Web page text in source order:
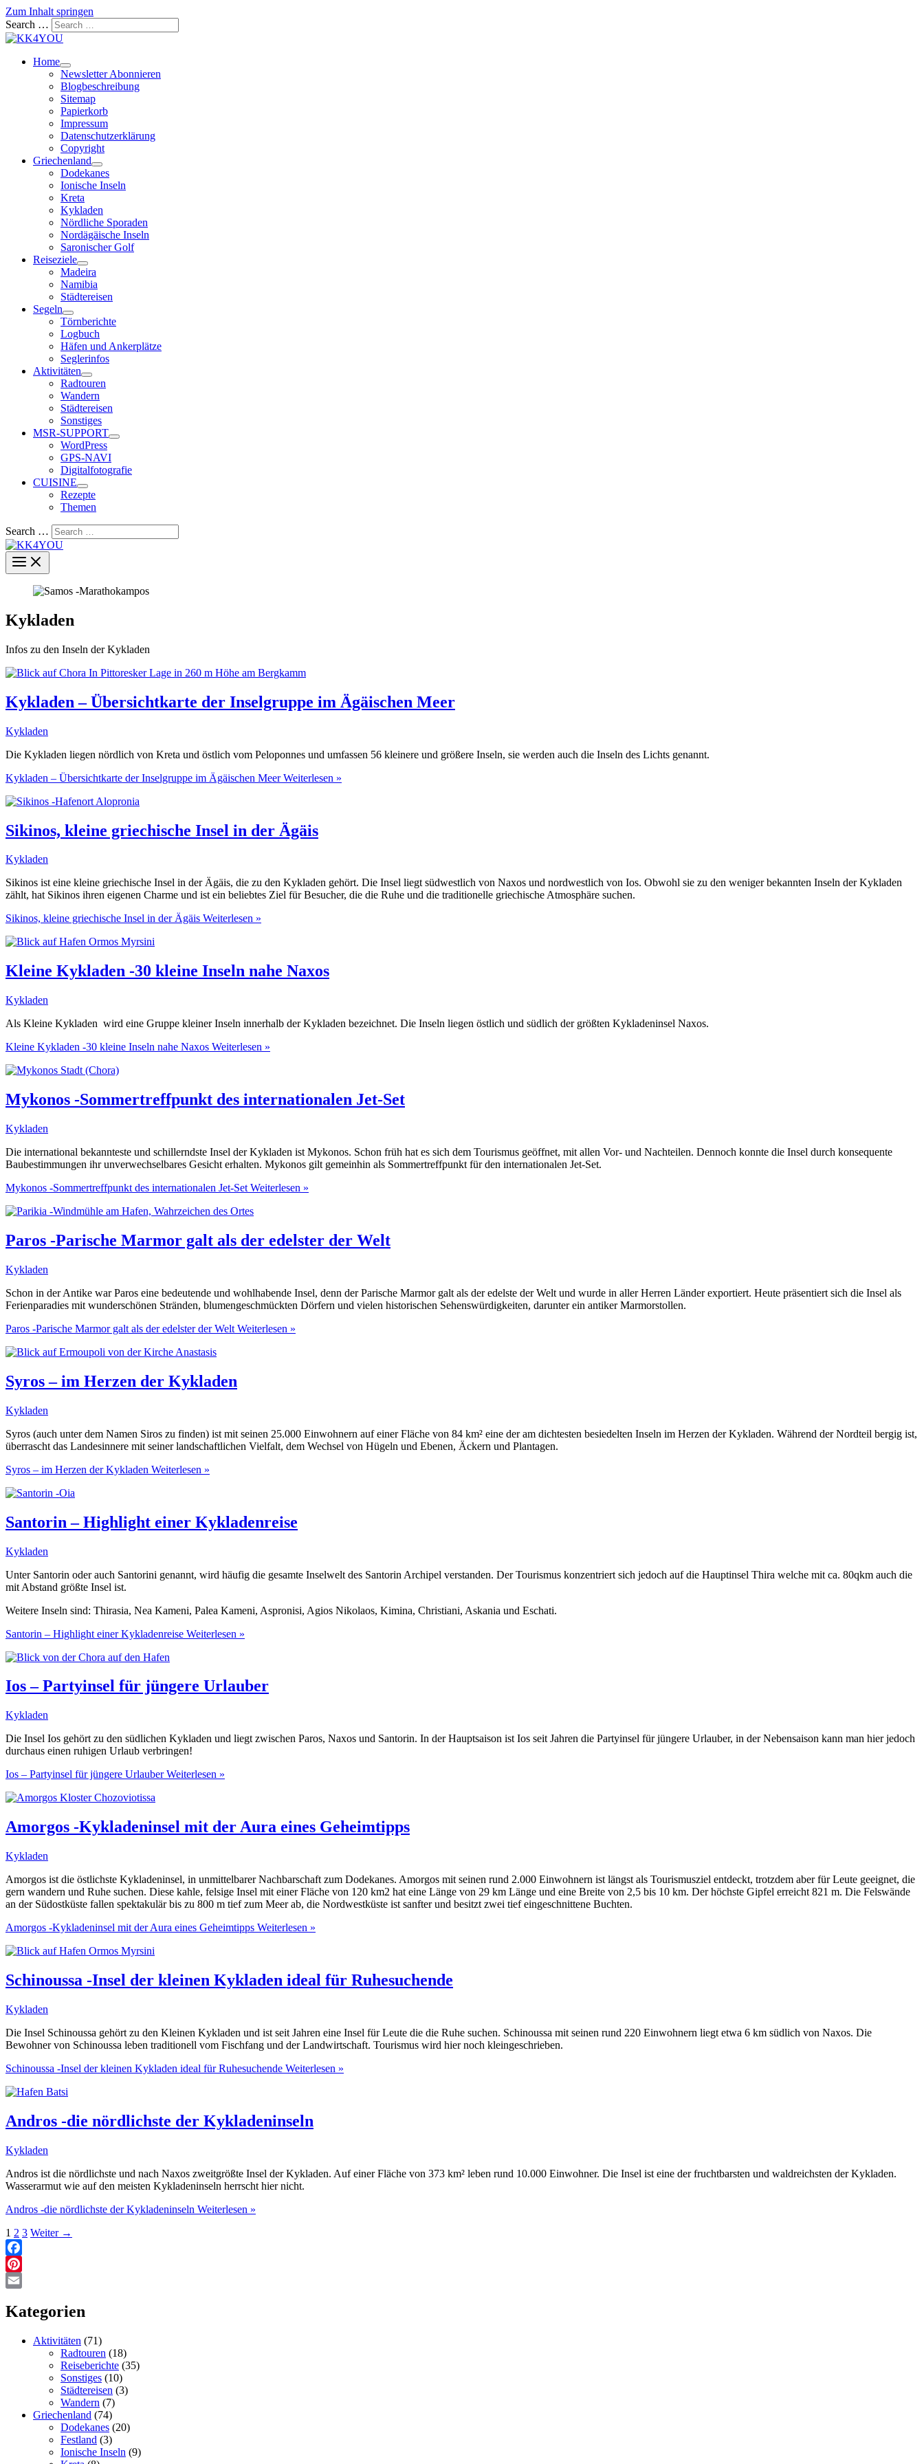
Zum Inhalt springen
Search …
Home
Newsletter Abonnieren
Blogbeschreibung
Sitemap
Papierkorb
Impressum
Datenschutzerklärung
Copyright
Griechenland
Dodekanes
Ionische Inseln
Kreta
Kykladen
Nördliche Sporaden
Nordägäische Inseln
Saronischer Golf
Reiseziele
Madeira
Namibia
Städtereisen
Segeln
Törnberichte
Logbuch
Häfen und Ankerplätze
Seglerinfos
Aktivitäten
Radtouren
Wandern
Städtereisen
Sonstiges
MSR-SUPPORT
WordPress
GPS-NAVI
Digitalfotografie
CUISINE
Rezepte
Themen
Search …
Kykladen
Infos zu den Inseln der Kykladen
Kykladen – Übersichtkarte der Inselgruppe im Ägäischen Meer
Kykladen
Die Kykladen liegen nördlich von Kreta und östlich vom Peloponnes und umfassen 56 kleinere und größere Inseln, sie werden auch die Inseln des Lichts genannt.
Kykladen – Übersichtkarte der Inselgruppe im Ägäischen MeerWeiterlesen »
Sikinos, kleine griechische Insel in der Ägäis
Kykladen
Sikinos ist eine kleine griechische Insel in der Ägäis, die zu den Kykladen gehört. Die Insel liegt südwestlich von Naxos und nordwestlich von Ios. Obwohl sie zu den weniger bekannten Inseln der Kykladen
zählt, hat Sikinos ihren eigenen Charme und ist ein beliebtes Ziel für Besucher, die die Ruhe und die traditionelle griechische Atmosphäre suchen.
Sikinos, kleine griechische Insel in der Ägäis Weiterlesen »
Kleine Kykladen -30 kleine Inseln nahe Naxos
Kykladen
Als Kleine Kykladen wird eine Gruppe kleiner Inseln innerhalb der Kykladen bezeichnet. Die Inseln liegen östlich und südlich der größten Kykladeninsel Naxos.
Kleine Kykladen -30 kleine Inseln nahe Naxos Weiterlesen »
Mykonos -Sommertreffpunkt des internationalen Jet-Set
Kykladen
Die international bekannteste und schillerndste Insel der Kykladen ist Mykonos. Schon früh hat es sich dem Tourismus geöffnet, mit allen Vor- und Nachteilen. Dennoch konnte die Insel durch konsequente
Baubestimmungen ihr unverwechselbares Gesicht erhalten. Mykonos gilt gemeinhin als Sommertreffpunkt für den internationalen Jet-Set.
Mykonos -Sommertreffpunkt des internationalen Jet-Set Weiterlesen »
Paros -Parische Marmor galt als der edelster der Welt
Kykladen
Schon in der Antike war Paros eine bedeutende und wohlhabende Insel, denn der Parische Marmor galt als der edelste der Welt und wurde in aller Herren Länder exportiert. Heute präsentiert sich die Insel als
Ferienparadies mit wunderschönen Stränden, blumengeschmückten Dörfern und vielen historischen Sehenswürdigkeiten, darunter ein antiker Marmorstollen.
Paros -Parische Marmor galt als der edelster der Welt Weiterlesen »
Syros – im Herzen der Kykladen
Kykladen
Syros (auch unter dem Namen Siros zu finden) ist mit seinen 25.000 Einwohnern auf einer Fläche von 84 km² eine der am dichtesten besiedelten Inseln im Herzen der Kykladen. Während der Nordteil bergig ist,
überrascht das Landesinnere mit seiner landschaftlichen Vielfalt, dem Wechsel von Hügeln und Ebenen, Äckern und Plantagen.
Syros – im Herzen der Kykladen Weiterlesen »
Santorin – Highlight einer Kykladenreise
Kykladen
Unter Santorin oder auch Santorini genannt, wird häufig die gesamte Inselwelt des Santorin Archipel verstanden. Der Tourismus konzentriert sich jedoch auf die Hauptinsel Thira welche mit ca. 80qkm auch die
mit Abstand größte Insel ist.
Weitere Inseln sind: Thirasia, Nea Kameni, Palea Kameni, Aspronisi, Agios Nikolaos, Kimina, Christiani, Askania und Eschati.
Santorin – Highlight einer Kykladenreise Weiterlesen »
Ios – Partyinsel für jüngere Urlauber
Kykladen
Die Insel Ios gehört zu den südlichen Kykladen und liegt zwischen Paros, Naxos und Santorin. In der Hauptsaison ist Ios seit Jahren die Partyinsel für jüngere Urlauber, in der Nebensaison kann man hier jedoch
durchaus einen ruhigen Urlaub verbringen!
Ios – Partyinsel für jüngere UrlauberWeiterlesen »
Amorgos -Kykladeninsel mit der Aura eines Geheimtipps
Kykladen
Amorgos ist die östlichste Kykladeninsel, in unmittelbarer Nachbarschaft zum Dodekanes. Amorgos mit seinen rund 2.000 Einwohnern ist längst als Tourismusziel entdeckt, trotzdem aber für Leute geeignet, die
gern wandern und Ruhe suchen. Diese kahle, felsige Insel mit einer Fläche von 120 km2 hat eine Länge von 29 km Länge und eine Breite von 2,5 bis 10 km. Der höchste Gipfel erreicht 821 m. Die Felswände
an der Südostküste fallen spektakulär bis zu 800 m tief zum Meer ab, die Nordwestküste ist sanfter und besitzt zwei tief eingeschnittene Buchten.
Amorgos -Kykladeninsel mit der Aura eines Geheimtipps Weiterlesen »
Schinoussa -Insel der kleinen Kykladen ideal für Ruhesuchende
Kykladen
Die Insel Schinoussa gehört zu den Kleinen Kykladen und ist seit Jahren eine Insel für Leute die die Ruhe suchen. Schinoussa mit seinen rund 220 Einwohnern liegt etwa 6 km südlich von Naxos. Die
Bewohner von Schinoussa leben traditionell vom Fischfang und der Landwirtschaft. Tourismus wird hier noch kleingeschrieben.
Schinoussa -Insel der kleinen Kykladen ideal für Ruhesuchende Weiterlesen »
Andros -die nördlichste der Kykladeninseln
Kykladen
Andros ist die nördlichste und nach Naxos zweitgrößte Insel der Kykladen. Auf einer Fläche von 373 km² leben rund 10.000 Einwohner. Die Insel ist eine der fruchtbarsten und waldreichsten der Kykladen.
Wasserarmut wie auf den meisten Kykladeninseln herrscht hier nicht.
Andros -die nördlichste der Kykladeninseln Weiterlesen »
1 2 3 Weiter →
Facebook
Pinterest
Kategorien
Aktivitäten (71)
Radtouren (18)
Reiseberichte (35)
Sonstiges (10)
Städtereisen (3)
Wandern (7)
Griechenland (74)
Dodekanes (20)
Festland (3)
Ionische Inseln (9)